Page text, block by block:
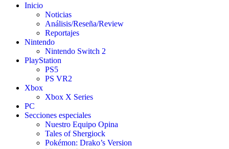
Inicio
Noticias
Análisis/Reseña/Review
Reportajes
Nintendo
Nintendo Switch 2
PlayStation
PS5
PS VR2
Xbox
Xbox X Series
PC
Secciones especiales
Nuestro Equipo Opina
Tales of Shergiock
Pokémon: Drako’s Version